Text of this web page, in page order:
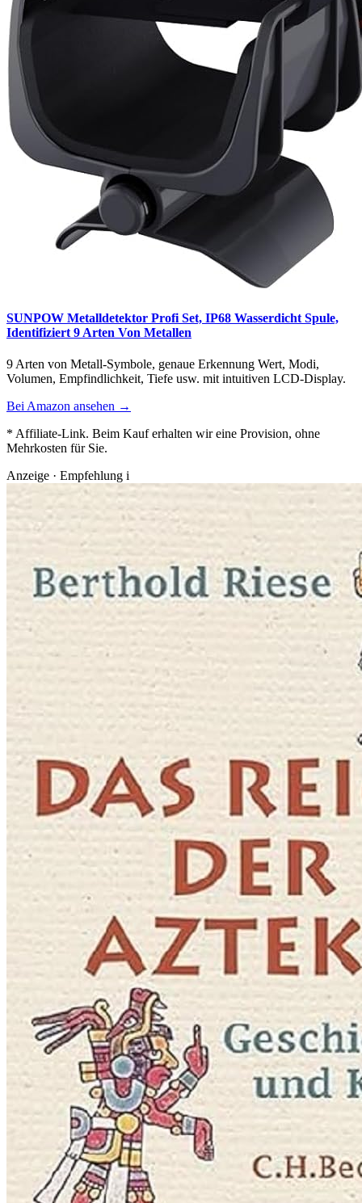
SUNPOW Metalldetektor Profi Set, IP68 Wasserdicht Spule,
Identifiziert 9 Arten Von Metallen
9 Arten von Metall-Symbole, genaue Erkennung Wert, Modi,
Volumen, Empfindlichkeit, Tiefe usw. mit intuitiven LCD-Display.
Bei Amazon ansehen →
* Affiliate-Link. Beim Kauf erhalten wir eine Provision, ohne
Mehrkosten für Sie.
Anzeige · Empfehlung i